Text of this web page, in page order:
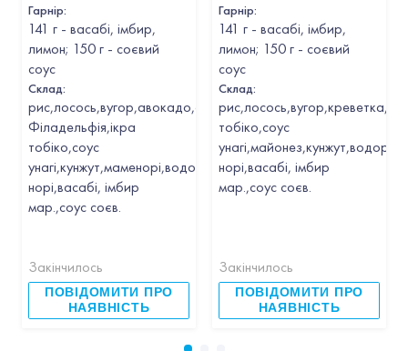
Гарнір:
141 г - васабі, імбир,
лимон; 150 г - соєвий
соус
Склад:
рис,лосось,вугор,авокадо,сир
Філадельфія,ікра
тобіко,соус
унагі,кунжут,маменорі,водорості
норі,васабі, імбир
мар.,соус соєв.
Закінчилось
ПОВІДОМИТИ ПРО
НАЯВНІСТЬ
Гарнір:
141 г - васабі, імбир,
лимон; 150 г - соєвий
соус
Склад:
тобіко,соус
норі,васабі, імбир
мар.,соус соєв.
Закінчилось
ПОВІДОМИТИ ПРО
НАЯВНІСТЬ